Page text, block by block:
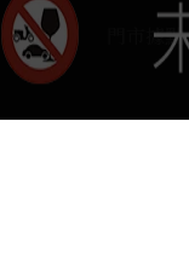
門市據點